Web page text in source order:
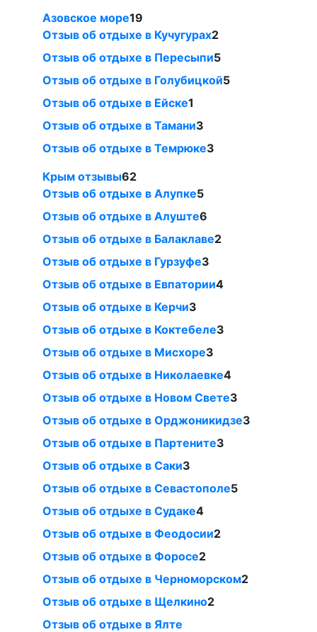
Азовское море19
Отзыв об отдыхе в Кучугурах2
Отзыв об отдыхе в Пересыпи5
Отзыв об отдыхе в Голубицкой5
Отзыв об отдыхе в Ейске1
Отзыв об отдыхе в Тамани3
Отзыв об отдыхе в Темрюке3
Крым отзывы62
Отзыв об отдыхе в Алупке5
Отзыв об отдыхе в Алуште6
Отзыв об отдыхе в Балаклаве2
Отзыв об отдыхе в Гурзуфе3
Отзыв об отдыхе в Евпатории4
Отзыв об отдыхе в Керчи3
Отзыв об отдыхе в Коктебеле3
Отзыв об отдыхе в Мисхоре3
Отзыв об отдыхе в Николаевке4
Отзыв об отдыхе в Новом Свете3
Отзыв об отдыхе в Орджоникидзе3
Отзыв об отдыхе в Партените3
Отзыв об отдыхе в Саки3
Отзыв об отдыхе в Севастополе5
Отзыв об отдыхе в Судаке4
Отзыв об отдыхе в Феодосии2
Отзыв об отдыхе в Форосе2
Отзыв об отдыхе в Черноморском2
Отзыв об отдыхе в Щелкино2
Отзыв об отдыхе в Ялте